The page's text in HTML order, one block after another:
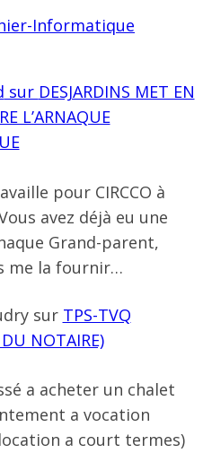
sur DESJARDINS MET EN
L’ARNAQUE
pour CIRCCO à
avez déjà eu une
Grand-parent,
me la fournir…
sur TPS-TVQ
NOTAIRE)
a acheter un chalet
a vocation
a court termes)